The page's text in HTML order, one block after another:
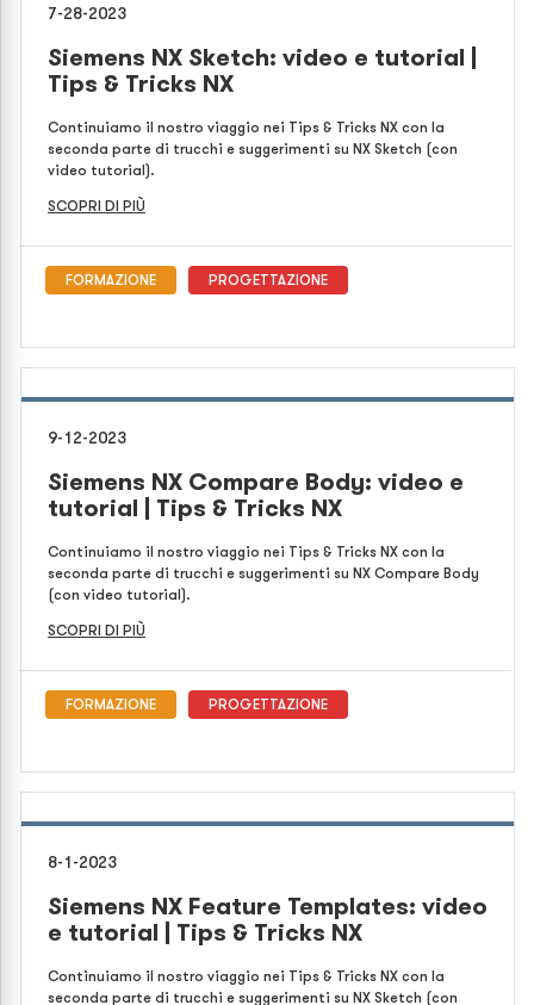
7-28-2023
Siemens NX Sketch: video e tutorial |
Tips & Tricks NX
Continuiamo il nostro viaggio nei Tips & Tricks NX con la
seconda parte di trucchi e suggerimenti su NX Sketch (con
video tutorial).
SCOPRI DI PIÙ
FORMAZIONE PROGETTAZIONE
9-12-2023
Siemens NX Compare Body: video e
tutorial | Tips & Tricks NX
Continuiamo il nostro viaggio nei Tips & Tricks NX con la
seconda parte di trucchi e suggerimenti su NX Compare Body
(con video tutorial).
SCOPRI DI PIÙ
FORMAZIONE PROGETTAZIONE
8-1-2023
Siemens NX Feature Templates: video
e tutorial | Tips & Tricks NX
Continuiamo il nostro viaggio nei Tips & Tricks NX con la
seconda parte di trucchi e suggerimenti su NX Sketch (con